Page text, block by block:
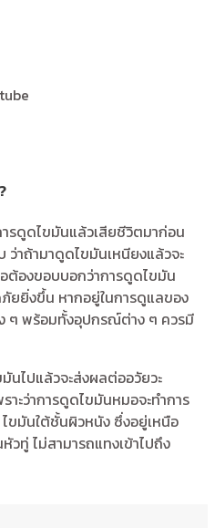
รดูดไขมันแล้วเสียชีวิตมาก่อน
ว่าถ้ามาดูดไขมันเหนียงแล้วจะ
ต้องขอบบอกว่าการดูดไขมัน
ยยิ่งขึ้น หากอยู่ในการดูแลของ
ๆ พร้อมทั้งอุปกรณ์ต่าง ๆ ควรมี
นไปแล้วจะส่งผลต่ออวัยวะ
าะว่าการดูดไขมันหมอจะทำการ
ขมันใต้ชั้นผิวหนัง ซึ่งอยู่เหนือ
วทู่ ไม่สามารถแทงเข้าไปถึง